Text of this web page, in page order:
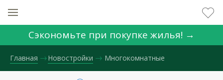
Сэкономьте при покупке жилья! →
Главная Новостройки Многокомнатные